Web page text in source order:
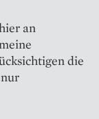
an
die